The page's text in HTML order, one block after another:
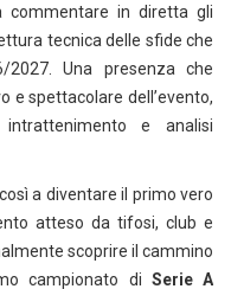
commentare in diretta gli
tecnica delle sfide che
2027. Una presenza che
e spettacolare dell’evento,
e analisi
a diventare il primo vero
atteso da tifosi, club e
scoprire il cammino
campionato di Serie A